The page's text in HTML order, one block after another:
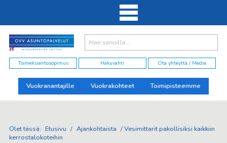
Toimeksiantosopimus Hakuvahti Ota yhteyttä / Media
Vuokranantajille Vuokrakohteet Toimipisteemme
Olet tässä: Etusivu / Ajankohtaista /Vesimittarit pakollisiksi kaikkiin
kerrostalokoteihin